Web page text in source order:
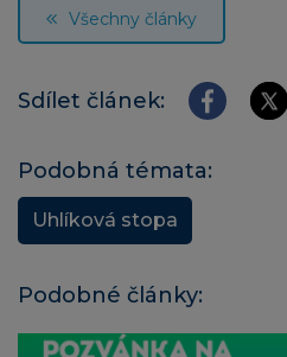
Všechny články
Sdílet článek:
Podobná témata:
Uhlíková stopa
Podobné články: